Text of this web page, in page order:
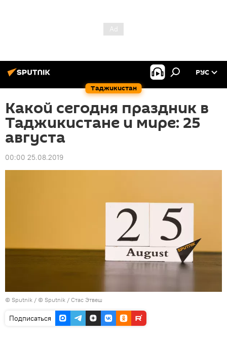
Таджикистан
РУС
Какой сегодня праздник в
Таджикистане и мире: 25
августа
00:00 25.08.2019
© Sputnik / © Sputnik / Стас Этвеш
Подписаться